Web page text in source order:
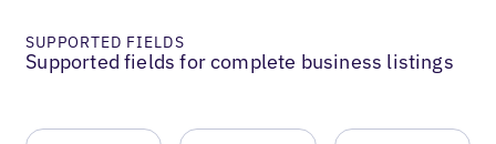
SUPPORTED FIELDS
Supported fields for complete business listings